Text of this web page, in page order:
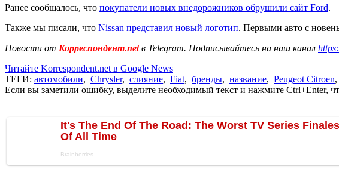
Ранее сообщалось, что покупатели новых внедорожников обрушили сайт Ford.
Также мы писали, что Nissan представил новый логотип. Первыми авто с
Новости от Корреспондент.netв Telegram. Подписывайтесь на наш канал
Читайте Korrespondent.net в Google News
ТЕГИ: автомобили, Chrysler, слияние, Fiat, бренды, название, Peugeot Citroen,
Если вы заметили ошибку, выделите необходимый текст и нажмите Ctrl+Enter,